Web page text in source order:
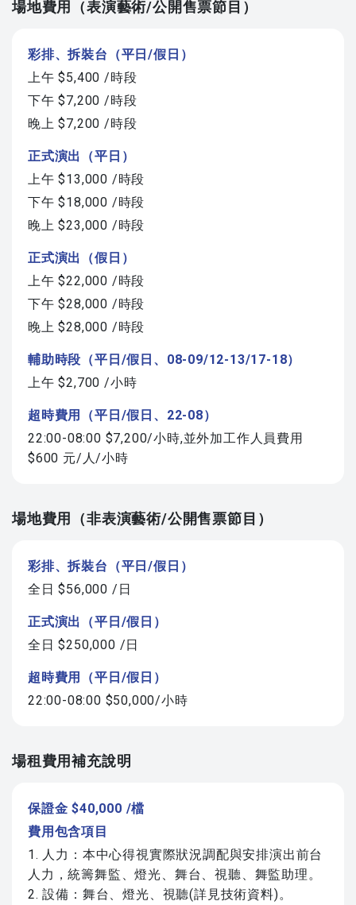
場地費用（表演藝術/公開售票節目）
彩排、拆裝台（平日/假日）
上午 $5,400 /時段
下午 $7,200 /時段
晚上 $7,200 /時段
正式演出（平日）
上午 $13,000 /時段
下午 $18,000 /時段
晚上 $23,000 /時段
正式演出（假日）
上午 $22,000 /時段
下午 $28,000 /時段
晚上 $28,000 /時段
輔助時段（平日/假日、08-09/12-13/17-18）
上午 $2,700 /小時
超時費用（平日/假日、22-08）
22:00-08:00 $7,200/小時,並外加工作人員費用
$600 元/人/小時
場地費用（非表演藝術/公開售票節目）
彩排、拆裝台（平日/假日）
全日 $56,000 /日
正式演出（平日/假日）
全日 $250,000 /日
超時費用（平日/假日）
22:00-08:00 $50,000/小時
場租費用補充說明
保證金 $40,000 /檔
費用包含項目
1. 人力：本中心得視實際狀況調配與安排演出前台
人力，統籌舞監、燈光、舞台、視聽、舞監助理。
2. 設備：舞台、燈光、視聽(詳見技術資料)。